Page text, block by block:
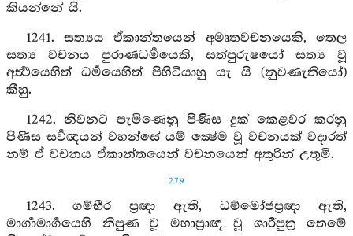
කියන්නේ යි.
1241. සත්‍යය ඒකාන්තයෙන් අමෘතවචනයෙකි, තෙල
සත්‍ය වචනය පුරාණධර්‍මයෙකි, සත්පුරුෂයෝ සත්‍ය වූ
අර්‍ත්‍ථයෙහිත් ධර්‍මයෙහිත් පිහිටියාහු යැ යි (නුවණැතියෝ)
කීහු.
1242. නිවනට පැමිණෙනු පිණිස දුක් කෙළවර කරනු
පිණිස සර්‍වඥයන් වහන්සේ යම් ක්‍ෂේම වූ වචනයක් වදාරත්
නම් ඒ වචනය ඒකාන්තයෙන් වචනයෙන් අතුරින් උතුමි.
279
1243. ගම්භීර ප්‍රඥා ඇති, ධම්මෝජප්‍රඥා ඇති,
මාර්‍ගාමාර්‍ගයෙහි නිපුණ වූ මහාප්‍රාඥ වූ ශාරීපුත්‍ර තෙමේ